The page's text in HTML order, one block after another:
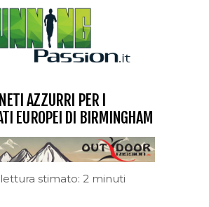
AZZURRI PER I
EUROPEI DI BIRMINGHAM
stimato: 2 minuti